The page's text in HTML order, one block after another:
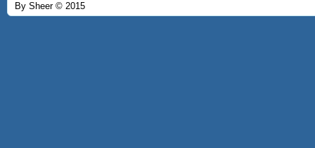
By Sheer © 2015